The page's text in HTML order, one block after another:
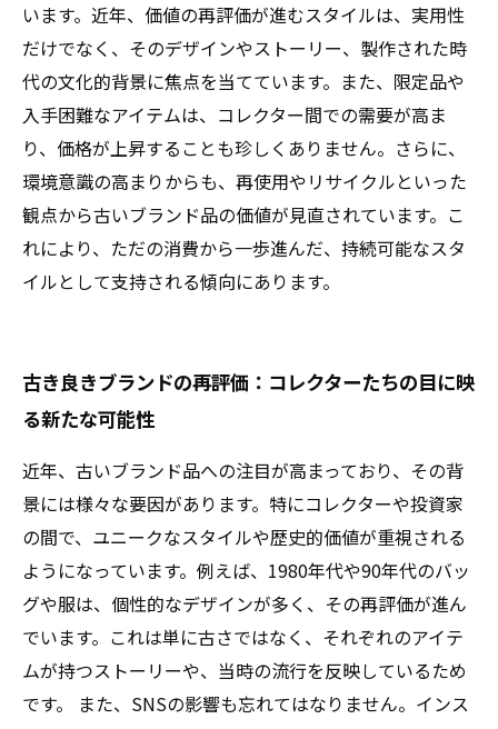
います。近年、価値の再評価が進むスタイルは、実用性
だけでなく、そのデザインやストーリー、製作された時
代の文化的背景に焦点を当てています。また、限定品や
入手困難なアイテムは、コレクター間での需要が高ま
り、価格が上昇することも珍しくありません。さらに、
環境意識の高まりからも、再使用やリサイクルといった
観点から古いブランド品の価値が見直されています。こ
れにより、ただの消費から一歩進んだ、持続可能なスタ
イルとして支持される傾向にあります。
古き良きブランドの再評価：コレクターたちの目に映
る新たな可能性
近年、古いブランド品への注目が高まっており、その背
景には様々な要因があります。特にコレクターや投資家
の間で、ユニークなスタイルや歴史的価値が重視される
ようになっています。例えば、1980年代や90年代のバッ
グや服は、個性的なデザインが多く、その再評価が進ん
でいます。これは単に古さではなく、それぞれのアイテ
ムが持つストーリーや、当時の流行を反映しているため
です。 また、SNSの影響も忘れてはなりません。インス